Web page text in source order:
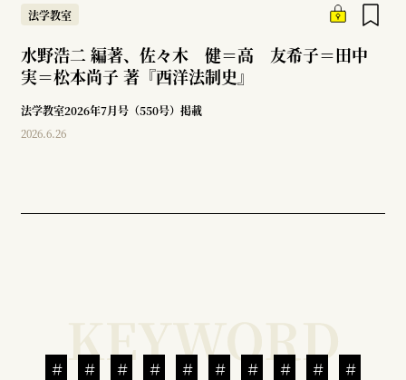
法学教室
水野浩二 編著、佐々木 健＝高 友希子＝田中
実＝松本尚子 著『西洋法制史』
法学教室2026年7月号（550号）掲載
2026.6.26